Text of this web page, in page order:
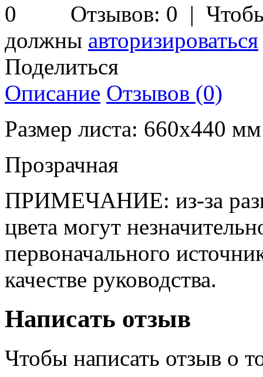
Отзывов: 0 |
должны авторизироваться
Поделиться
Описание Отзывов (0)
Размер листа: 660х440 мм
Прозрачная
ПРИМЕЧАНИЕ: из-за
цвета могут
первоначального
качестве руководства.
Написать отзыв
Чтобы написать отзыв о